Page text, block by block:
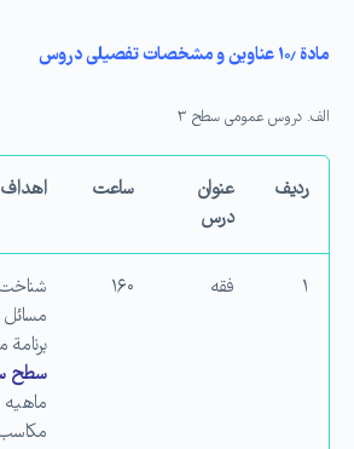
مادة ۱۰٫ عناوین و مشخصات تفصیلی دروس
الف. دروس عمومی سطح ۳
ردیف
عنوان
درس
ساعت اهداف
۱ فقه ۱۶۰
سطح
ماهیه